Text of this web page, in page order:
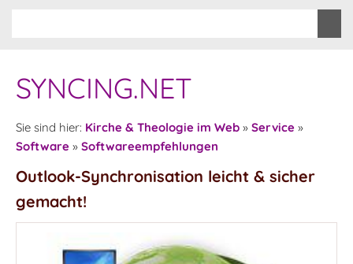
SYNCING.NET
Sie sind hier: Kirche & Theologie im Web » Service »
Software » Softwareempfehlungen
Outlook-Synchronisation leicht & sicher
gemacht!